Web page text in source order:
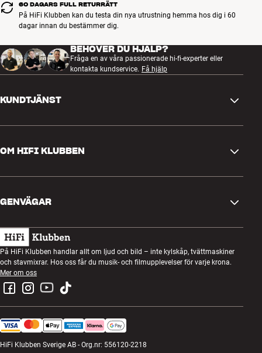
60 DAGARS FULL RETURRÄTT
På HiFi Klubben kan du testa din nya utrustning hemma hos dig i 60
dagar innan du bestämmer dig.
BEHÖVER DU HJÄLP?
Fråga en av våra passionerade hi-fi-experter eller
kontakta kundservice. Få hjälp
KUNDTJÄNST
Retur och reklamation
Ångra beställning
Köpvillkor
Integritetspolicy
OM HIFI KLUBBEN
Kundklubb
Lyssnarkväll
Tävlingar
Jobb i HiFi Klubben
GENVÄGAR
Presentkort
Bygg med ljud
Montering och installation
Retur av elavfall
Produktrecensioner
På HiFi Klubben handlar allt om ljud och bild – inte kylskåp, tvättmaskiner
och stavmixrar. Hos oss får du musik- och filmupplevelser för varje krona.
Mer om oss
HiFi Klubben Sverige AB - Org.nr: 556120-2218